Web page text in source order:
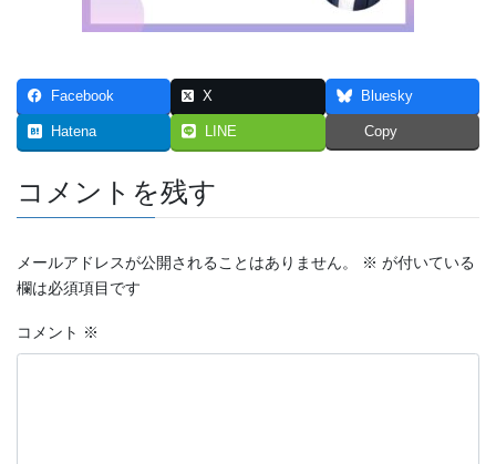
Facebook X Bluesky
Hatena LINE Copy
コメントを残す
メールアドレスが公開されることはありません。 ※ が付いている
欄は必須項目です
コメント ※